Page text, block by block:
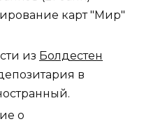
карт "Мир"
из Болдестен
в
о